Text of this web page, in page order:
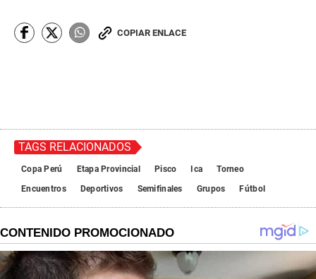
COPIAR ENLACE
TAGS RELACIONADOS
Copa Perú Etapa Provincial Pisco Ica
Torneo
Encuentros
Deportivos Semifinales Grupos Fútbol